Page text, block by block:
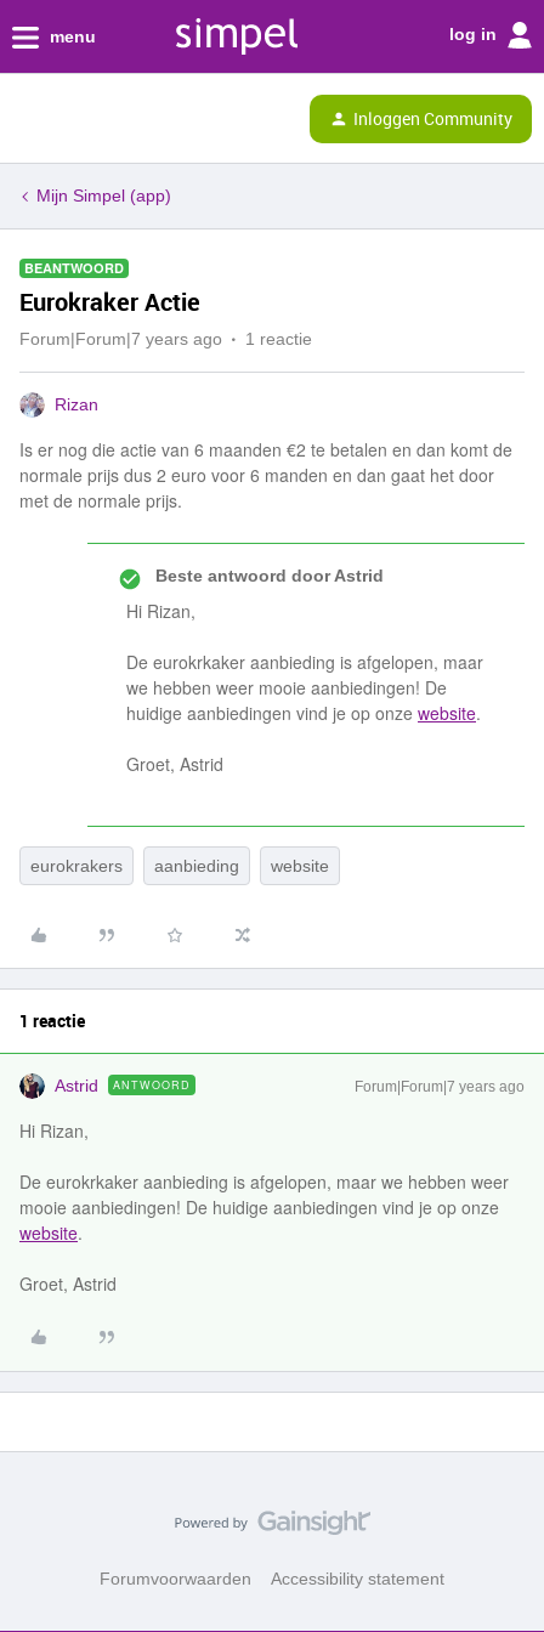
menu log in
Inloggen Community
Mijn Simpel (app)
BEANTWOORD
Eurokraker Actie
Forum|Forum|7 years ago 1 reactie
Rizan
Is er nog die actie van 6 maanden €2 te betalen en dan komt de
normale prijs dus 2 euro voor 6 manden en dan gaat het door
met de normale prijs.
Beste antwoord doorAstrid
Hi Rizan,
De eurokrkaker aanbieding is afgelopen, maar
we hebben weer mooie aanbiedingen! De
huidige aanbiedingen vind je op onze website.
Groet, Astrid
eurokrakers aanbieding website
1 reactie
Astrid ANTWOORD Forum|Forum|7 years ago
Hi Rizan,
De eurokrkaker aanbieding is afgelopen, maar we hebben weer
mooie aanbiedingen! De huidige aanbiedingen vind je op onze
website.
Groet, Astrid
Forumvoorwaarden Accessibility statement